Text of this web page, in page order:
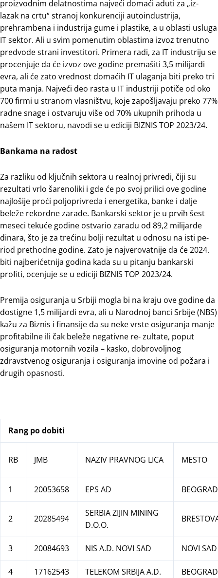
proizvodnim delatnostima najveći domaći aduti za „iz-
lazak na crtu“ stranoj konkurenciji autoindustrija,
prehrambena i industrija gume i plastike, a u oblasti usluga
IT sektor. Ali u svim pomenutim oblastima izvoz trenutno
predvode strani investitori. Primera radi, za IT industriju se
procenjuje da će izvoz ove godine premašiti 3,5 milijardi
evra, ali će zato vrednost domaćih IT ulaganja biti preko tri
puta manja. Najveći deo rasta u IT industriji potiče od oko
700 firmi u stranom vlasništvu, koje zapošljavaju preko 77%
radne snage i ostvaruju više od 70% ukupnih prihoda u
našem IT sektoru, navodi se u ediciji BIZNIS TOP 2023/24.
Bankama na radost
Za razliku od ključnih sektora u realnoj privredi, čiji su
rezultati vrlo šarenoliki i gde će po svoj prilici ove godine
najlošije proći poljoprivreda i energetika, banke i dalje
beleže rekordne zarade. Bankarski sektor je u prvih šest
meseci tekuće godine ostvario zaradu od 89,2 milijarde
dinara, što je za trećinu bolji rezultat u odnosu na isti pe-
riod prethodne godine. Zato je najverovatnije da će 2024.
biti najberićetnija godina kada su u pitanju bankarski
profiti, ocenjuje se u ediciji BIZNIS TOP 2023/24.
Premija osiguranja u Srbiji mogla bi na kraju ove godine da
dostigne 1,5 milijardi evra, ali u Narodnoj banci Srbije (NBS)
kažu za Biznis i finansije da su neke vrste osiguranja manje
profitabilne ili čak beleže negativne re- zultate, poput
osiguranja motornih vozila – kasko, dobrovoljnog
zdravstvenog osiguranja i osiguranja imovine od požara i
drugih opasnosti.
Rang po dobiti
RB JMB NAZIV PRAVNOG LICA MESTO
1 20053658 EPS AD BEOGRAD
2 20285494
SERBIA ZIJIN MINING
D.O.O.
3 20084693 NIS A.D. NOVI SAD NOVI SAD
4 17162543 TELEKOM SRBIJA A.D. BEOGRAD